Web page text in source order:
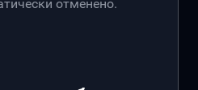
отменено.